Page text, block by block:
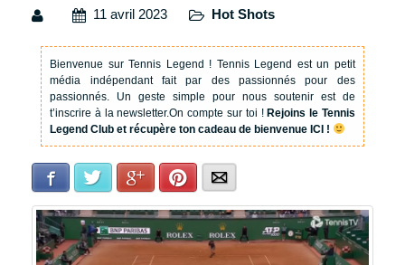
11 avril 2023 Hot Shots
Bienvenue sur Tennis Legend ! Tennis Legend est un petit
média indépendant fait par des passionnés pour des
passionnés. Un geste simple pour nous soutenir est de
t’inscrire à la newsletter.On compte sur toi !Rejoins le Tennis
Legend Club et récupère ton cadeau de bienvenue ICI !
Facebook Twitter Google+Pinterest